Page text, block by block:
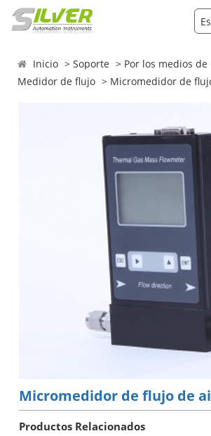
Inicio Soporte
Por los medios
Medidor de flujo
Micromedidor de
Micromedidor de flujo de
Productos Relacionados